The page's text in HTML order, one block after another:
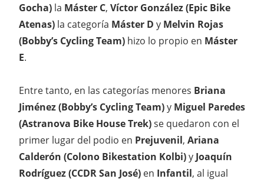
Gocha) la Máster C, Víctor González (Epic Bike
Atenas) la categoría Máster D y Melvin Rojas
(Bobby’s Cycling Team) hizo lo propio en Máster
E.
Entre tanto, en las categorías menores Briana
Jiménez (Bobby’s Cycling Team)y Miguel Paredes
(Astranova Bike House Trek)se quedaron con el
primer lugar del podio en Prejuvenil, Ariana
Calderón (Colono Bikestation Kolbi)y Joaquín
Rodríguez (CCDR San José) en Infantil, al igual